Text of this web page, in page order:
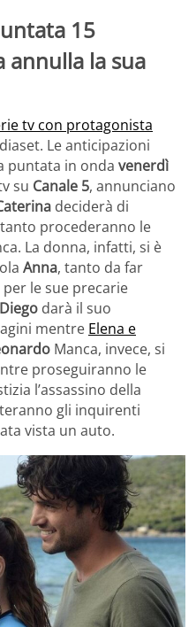
15
annulla la sua
tv con protagonista
Le anticipazioni
puntata in onda venerdì
su Canale 5, annunciano
deciderà di
procederanno le
La donna, infatti, si è
Anna, tanto da far
le sue precarie
Diego darà il suo
mentre Elena e
Manca, invece, si
proseguiranno le
l’assassino della
gli inquirenti
vista un auto.